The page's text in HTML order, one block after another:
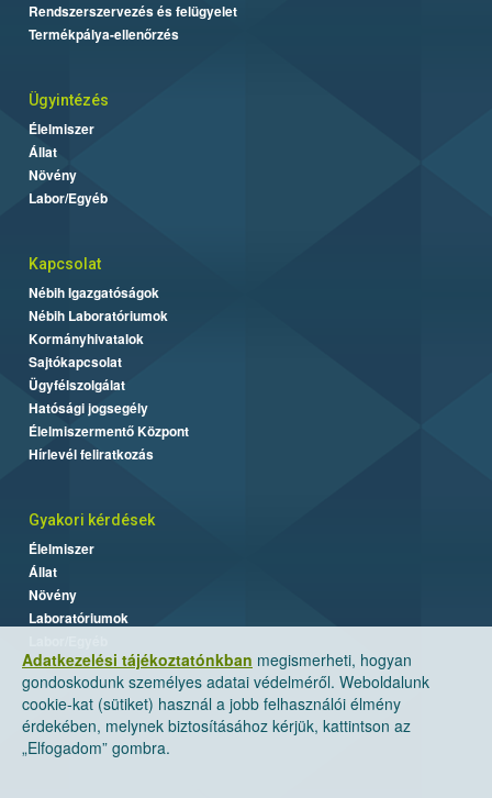
Adatkezelési tájékoztatónkban megismerheti, hogyan
gondoskodunk személyes adatai védelméről. Weboldalunk
cookie-kat (sütiket) használ a jobb felhasználói élmény
érdekében, melynek biztosításához kérjük, kattintson az
„Elfogadom” gombra.
Rendszerszervezés és felügyelet
Termékpálya-ellenőrzés
Ügyintézés
Élelmiszer
Állat
Növény
Labor/Egyéb
Kapcsolat
Nébih Igazgatóságok
Nébih Laboratóriumok
Kormányhivatalok
Sajtókapcsolat
Ügyfélszolgálat
Hatósági jogsegély
Élelmiszermentő Központ
Hírlevél feliratkozás
Gyakori kérdések
Élelmiszer
Állat
Növény
Laboratóriumok